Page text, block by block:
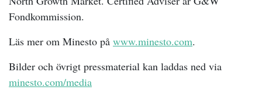
Fondkommission.
Läs mer om Minesto på www.minesto.com.
Bilder och övrigt pressmaterial kan laddas ned via
minesto.com/media